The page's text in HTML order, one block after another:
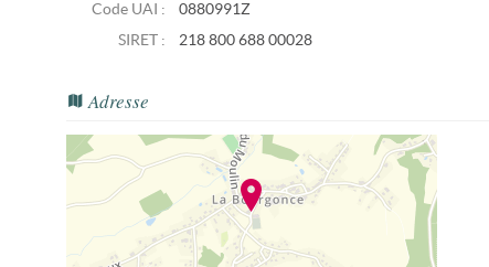
Code UAI :
0880991Z
SIRET :
218 800 688 00028
Adresse